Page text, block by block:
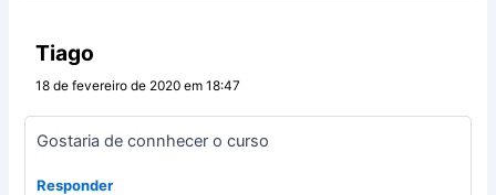
Tiago
18 de fevereiro de 2020 em 18:47
Gostaria de connhecer o curso
Responder